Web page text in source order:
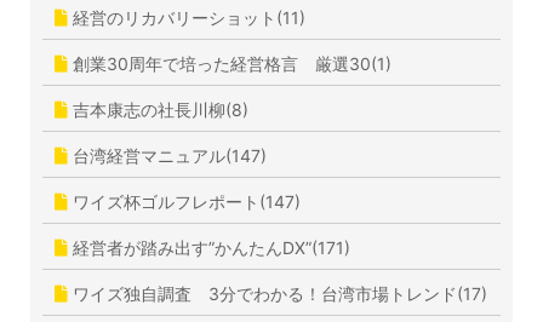
経営のリカバリーショット(11)
創業30周年で培った経営格言 厳選30(1)
吉本康志の社長川柳(8)
台湾経営マニュアル(147)
ワイズ杯ゴルフレポート(147)
経営者が踏み出す”かんたんDX”(171)
ワイズ独自調査 3分でわかる！台湾市場トレンド(17)